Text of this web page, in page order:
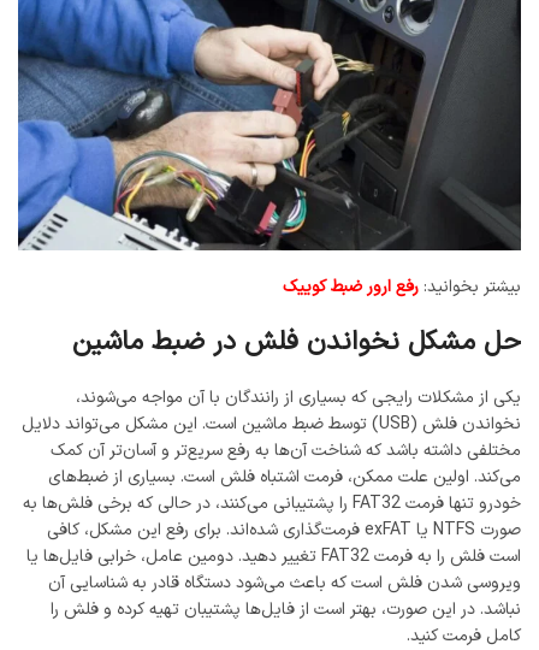
بیشتر بخوانید: رفع ارور ضبط کوییک
حل مشکل نخواندن فلش در ضبط ماشین
یکی از مشکلات رایجی که بسیاری از رانندگان با آن مواجه می‌شوند،
نخواندن فلش (USB) توسط ضبط ماشین است. این مشکل می‌تواند دلایل
مختلفی داشته باشد که شناخت آن‌ها به رفع سریع‌تر و آسان‌تر آن کمک
می‌کند. اولین علت ممکن، فرمت اشتباه فلش است. بسیاری از ضبط‌های
خودرو تنها فرمت FAT32 را پشتیبانی می‌کنند، در حالی که برخی فلش‌ها به
صورت NTFS یا exFAT فرمت‌گذاری شده‌اند. برای رفع این مشکل، کافی
است فلش را به فرمت FAT32 تغییر دهید. دومین عامل، خرابی فایل‌ها یا
ویروسی شدن فلش است که باعث می‌شود دستگاه قادر به شناسایی آن
نباشد. در این صورت، بهتر است از فایل‌ها پشتیبان تهیه کرده و فلش را
کامل فرمت کنید.